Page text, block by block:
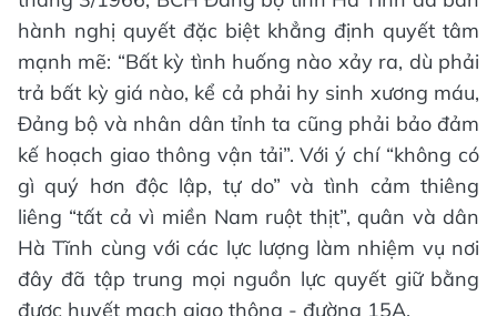
hành nghị quyết đặc biệt khẳng định quyết tâm
mạnh mẽ: “Bất kỳ tình huống nào xảy ra, dù phải
trả bất kỳ giá nào, kể cả phải hy sinh xương máu,
Đảng bộ và nhân dân tỉnh ta cũng phải bảo đảm
kế hoạch giao thông vận tải”. Với ý chí “không có
gì quý hơn độc lập, tự do” và tình cảm thiêng
liêng “tất cả vì miền Nam ruột thịt”, quân và dân
Hà Tĩnh cùng với các lực lượng làm nhiệm vụ nơi
đây đã tập trung mọi nguồn lực quyết giữ bằng
được huyết mạch giao thông - đường 15A.